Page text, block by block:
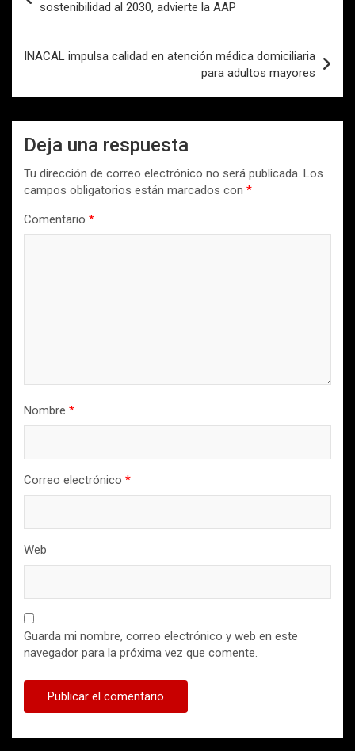
entradas
sostenibilidad al 2030, advierte la AAP
INACAL impulsa calidad en atención médica domiciliaria
para adultos mayores
Deja una respuesta
Tu dirección de correo electrónico no será publicada. Los
campos obligatorios están marcados con *
Comentario *
Nombre *
Correo electrónico *
Web
Guarda mi nombre, correo electrónico y web en este
navegador para la próxima vez que comente.